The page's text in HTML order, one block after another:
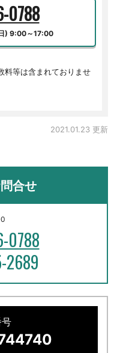
0788
) 9:00～17:00
料等は含まれておりませ
2021.01.23 更新
合せ
0788
2689